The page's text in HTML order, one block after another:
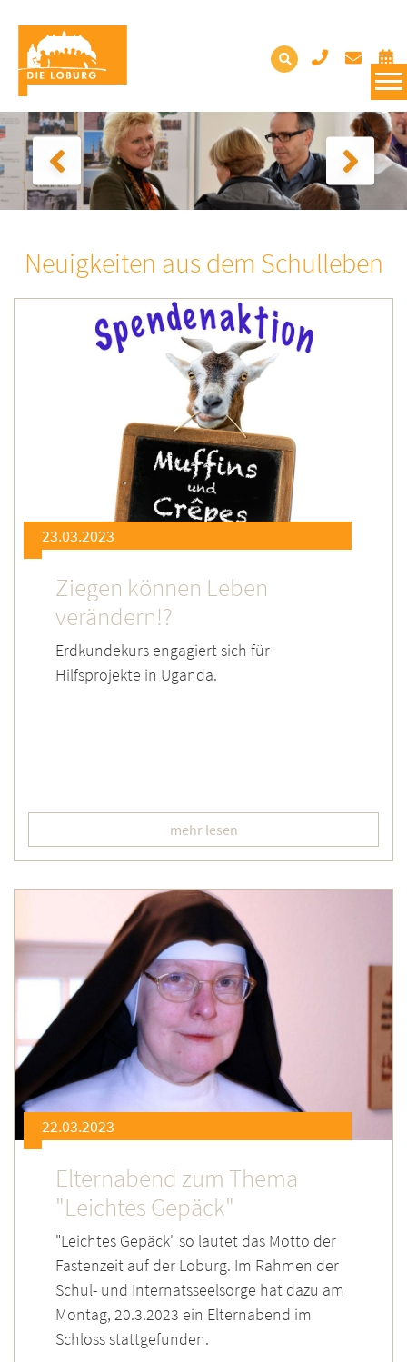
Neuigkeiten aus dem Schulleben
23.03.2023
Ziegen können Leben
verändern!?
Erdkundekurs engagiert sich für
Hilfsprojekte in Uganda.
mehr lesen
22.03.2023
Elternabend zum Thema
"Leichtes Gepäck"
"Leichtes Gepäck" so lautet das Motto der
Fastenzeit auf der Loburg. Im Rahmen der
Schul- und Internatsseelsorge hat dazu am
Montag, 20.3.2023 ein Elternabend im
Schloss stattgefunden.